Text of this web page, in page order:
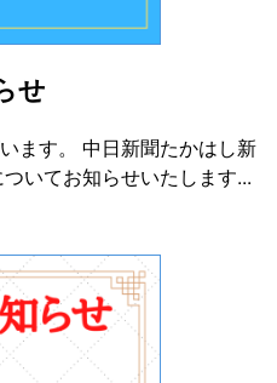
せ
ます。 中日新聞たかはし新
いてお知らせいたします...